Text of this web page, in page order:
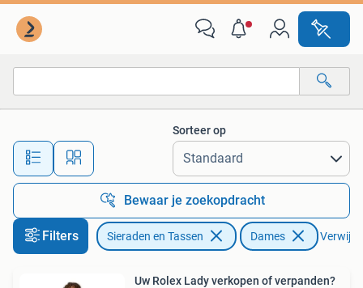
Alle afstanden…
Sorteer op
Bewaar je zoekopdracht
Filters Sieraden en Tassen Dames
Uw Rolex Lady verkopen of verpanden?